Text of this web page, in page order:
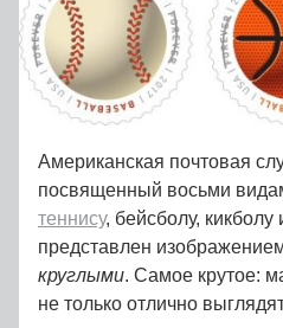
Американская почтовая
посвященный восьми
теннису, бейсболу,
представлен
круглыми. Самое крутое:
не только отлично